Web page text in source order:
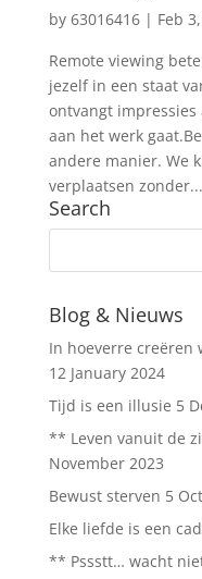
by 63016416| Feb
Remote viewing
jezelf in een staat
ontvangt
aan het werk
andere manier. We
verplaatsen zonder...
Search
Blog & Nieuws
In hoeverre creëren
12 January 2024
Tijd is een illusie 5
** Leven vanuit de
November 2023
Bewust sterven 5
Elke liefde is een
** Pssstt… wacht